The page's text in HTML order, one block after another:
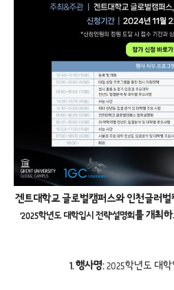
겐트대학교 글로벌캠퍼스와 인천글러
‘2025학년도 대학입시 전략’설명회를 개최
1. 행사명:2025학년도 대